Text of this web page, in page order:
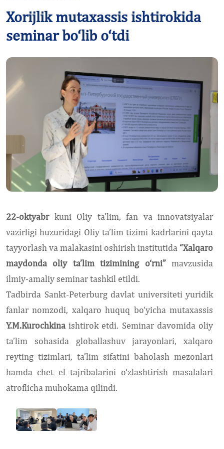
Xorijlik mutaxassis ishtirokida
seminar bo‘lib o‘tdi
22-oktyabrkuni Oliy ta’lim, fan va innovatsiyalar
vazirligi huzuridagi Oliy ta’lim tizimi kadrlarini qayta
tayyorlash va malakasini oshirish institutida “Xalqaro
maydonda oliy ta’lim tizimining o‘rni”mavzusida
ilmiy-amaliy seminar tashkil etildi.
Tadbirda Sankt-Peterburg davlat universiteti yuridik
fanlar nomzodi, xalqaro huquq bo‘yicha mutaxassis
Y.M.Kurochkina ishtirok etdi. Seminar davomida oliy
ta’lim sohasida globallashuv jarayonlari, xalqaro
reyting tizimlari, ta’lim sifatini baholash mezonlari
hamda chet el tajribalarini o‘zlashtirish masalalari
atroflicha muhokama qilindi.